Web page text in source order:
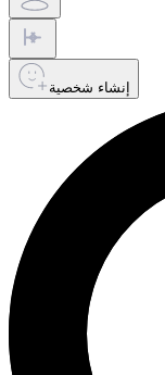
إنشاء شخصية